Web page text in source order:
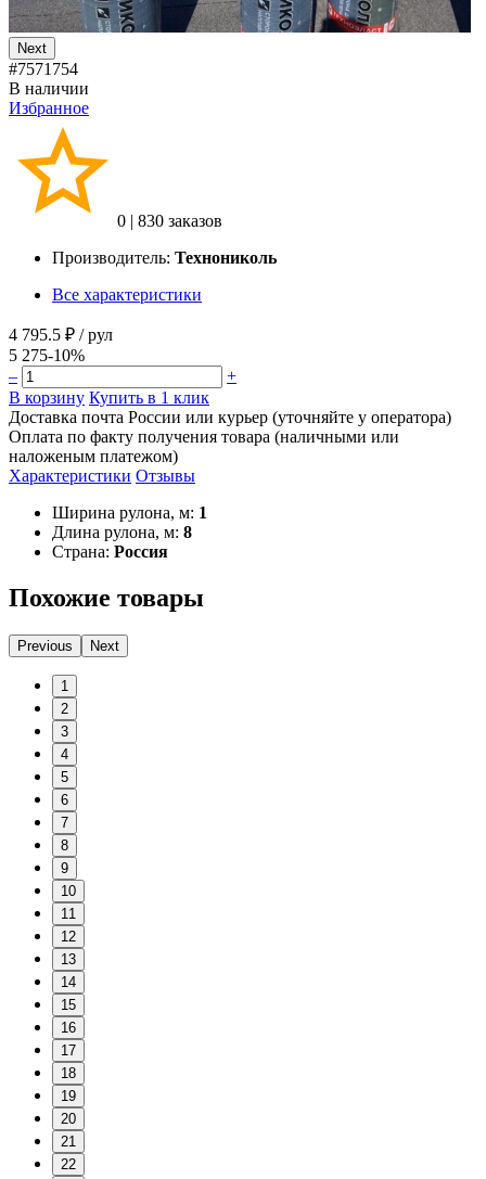
Next
#7571754
В наличии
Избранное
0 | 830 заказов
Производитель: Технониколь
Все характеристики
4 795.5 ₽ / рул
5 275-10%
–
+
В корзину Купить в 1 клик
Доставка почта России или курьер (уточняйте у оператора)
Оплата по факту получения товара (наличными или
наложеным платежом)
Характеристики Отзывы
Ширина рулона, м: 1
Длина рулона, м: 8
Страна: Россия
Похожие товары
Previous Next
1
2
3
4
5
6
7
8
9
10
11
12
13
14
15
16
17
18
19
20
21
22